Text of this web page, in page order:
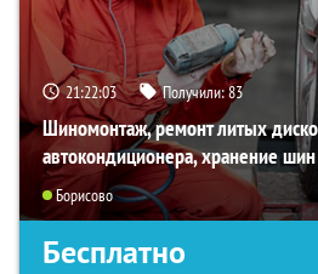
21:22:02 Получили:83
Шиномонтаж, ремонт литых
автокондиционера, хранение шин
Борисово
Бесплатно